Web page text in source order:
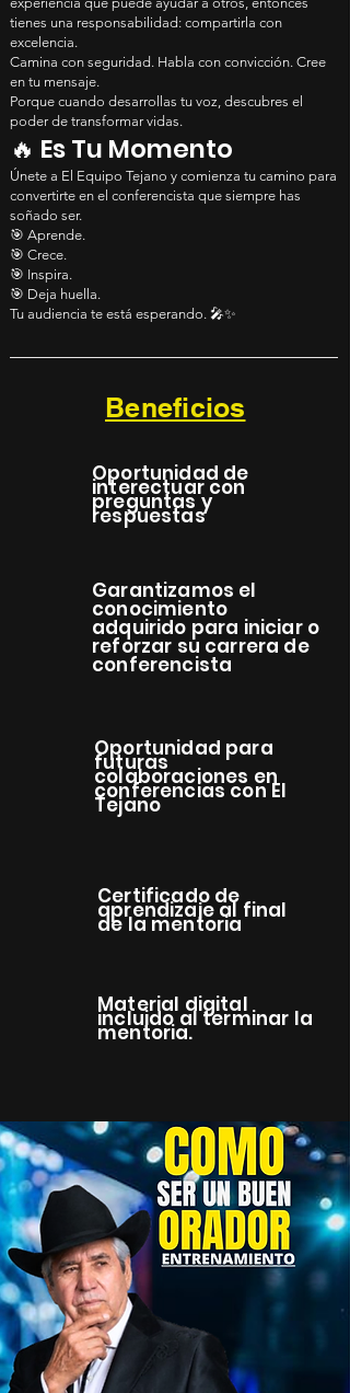
tienes una responsabilidad: compartirla con
excelencia.
Camina con seguridad. Habla con convicción. Cree
en tu mensaje.
Porque cuando desarrollas tu voz, descubres el
poder de transformar vidas.
🔥 Es Tu Momento
Únete a El Equipo Tejano y comienza tu camino para
convertirte en el conferencista que siempre has
soñado ser.
🎯 Aprende.
🎯 Crece.
🎯 Inspira.
🎯 Deja huella.
Tu audiencia te está esperando. 🎤✨
Beneficios
Oportunidad de
interectuar con
preguntas y
respuestas
Garantizamos el
conocimiento
adquirido para iniciar o
reforzar su carrera de
conferencista
Oportunidad para
futuras
colaboraciones en
conferencias con El
Tejano
Certificado de
aprendizaje al final
de la mentoria
Material digital
incluido al terminar la
mentoria.